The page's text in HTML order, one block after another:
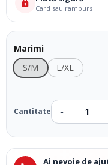
Card sau ramburs
Marimi
S/M
L/XL
Ai nevoie de